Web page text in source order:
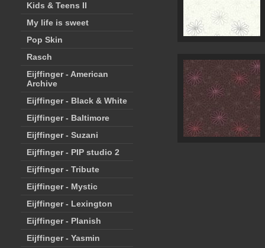
Kids & Teens II
My life is sweet
Pop Skin
Rasch
Eijffinger - American
Archive
Eijffinger - Black & White
Eijffinger - Baltimore
Eijffinger - Suzani
Eijffinger - PIP studio 2
Eijffinger - Tribute
Eijffinger - Mystic
Eijffinger - Lexington
Eijffinger - Planish
Eijffinger - Yasmin